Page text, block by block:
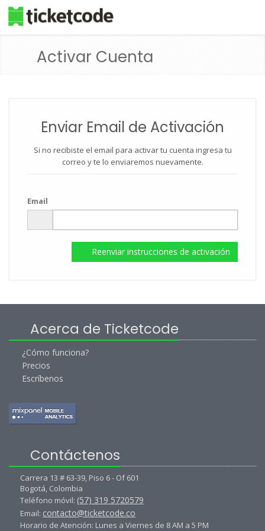
Activar Cuenta
Enviar Email de Activación
Si no recibiste el email para activar tu cuenta ingresa tu
correo y te lo enviaremos nuevamente.
Email
Reenviar instrucciones de activación
Acerca de Ticketcode
¿Cómo funciona?
Precios
Escríbenos
Contáctenos
Carrera 13 # 63-39, Piso 6 - Of 601
Bogotá, Colombia
Teléfono móvil: (57) 319 5720579
Email: contacto@ticketcode.co
Horario de Atención: Lunes a Viernes de 8 AM a 5 PM